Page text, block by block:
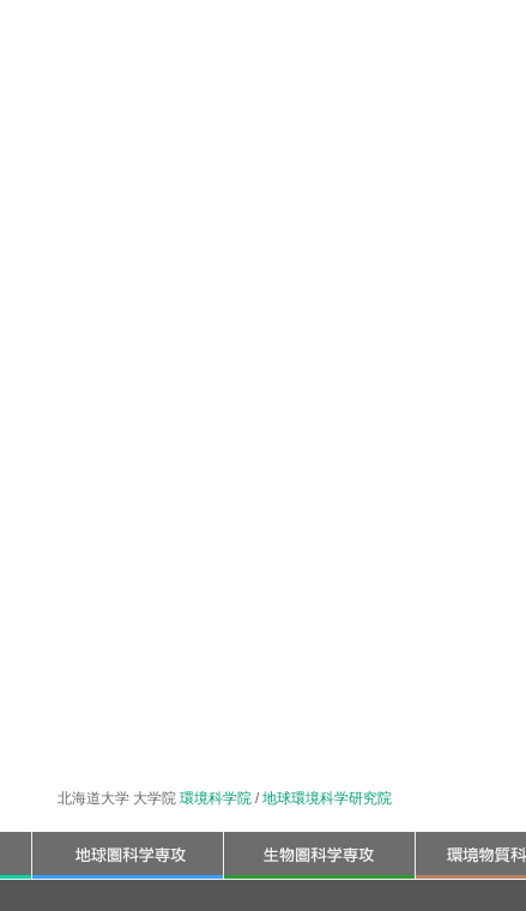
北海道大学 大学院 環境科学院/地球環境科学研究院